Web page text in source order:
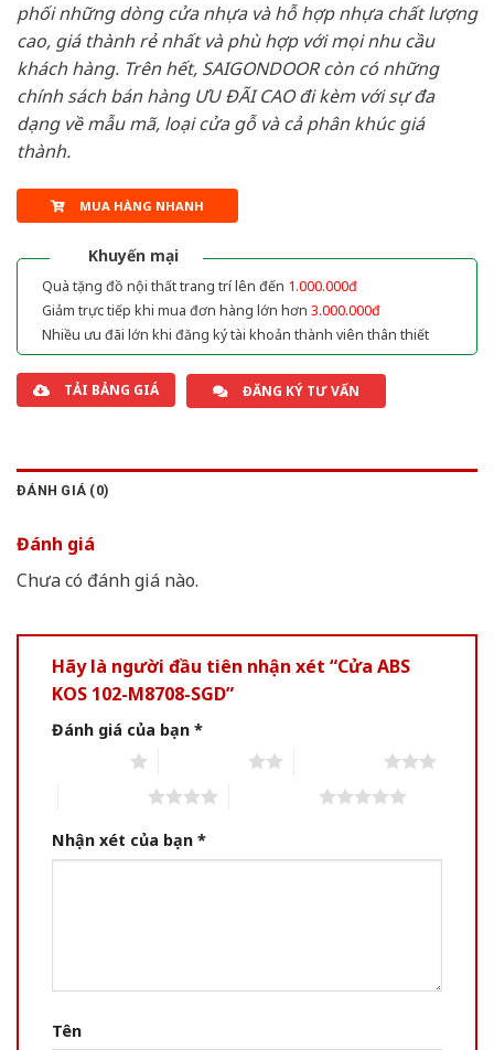
phối những dòng cửa nhựa và hỗ hợp nhựa chất lượng
cao, giá thành rẻ nhất và phù hợp với mọi nhu cầu
khách hàng. Trên hết, SAIGONDOOR còn có những
chính sách bán hàng ƯU ĐÃI CAO đi kèm với sự đa
dạng về mẫu mã, loại cửa gỗ và cả phân khúc giá
thành.
MUA HÀNG NHANH
Khuyến mại
Quà tặng đồ nội thất trang trí lên đến 1.000.000đ
Giảm trực tiếp khi mua đơn hàng lớn hơn 3.000.000đ
Nhiều ưu đãi lớn khi đăng ký tài khoản thành viên thân thiết
TẢI BẢNG GIÁ ĐĂNG KÝ TƯ VẤN
ĐÁNH GIÁ (0)
Đánh giá
Chưa có đánh giá nào.
Hãy là người đầu tiên nhận xét “Cửa ABS
KOS 102-M8708-SGD”
Đánh giá của bạn *
Nhận xét của bạn *
Tên